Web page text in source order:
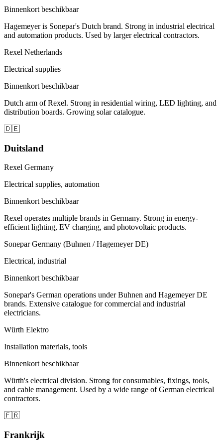
Binnenkort beschikbaar
Hagemeyer is Sonepar's Dutch brand. Strong in industrial electrical
and automation products. Used by larger electrical contractors.
Rexel Netherlands
Electrical supplies
Binnenkort beschikbaar
Dutch arm of Rexel. Strong in residential wiring, LED lighting, and
distribution boards. Growing solar catalogue.
🇩🇪
Duitsland
Rexel Germany
Electrical supplies, automation
Binnenkort beschikbaar
Rexel operates multiple brands in Germany. Strong in energy-
efficient lighting, EV charging, and photovoltaic products.
Sonepar Germany (Buhnen / Hagemeyer DE)
Electrical, industrial
Binnenkort beschikbaar
Sonepar's German operations under Buhnen and Hagemeyer DE
brands. Extensive catalogue for commercial and industrial
electricians.
Würth Elektro
Installation materials, tools
Binnenkort beschikbaar
Würth's electrical division. Strong for consumables, fixings, tools,
and cable management. Used by a wide range of German electrical
contractors.
🇫🇷
Frankrijk